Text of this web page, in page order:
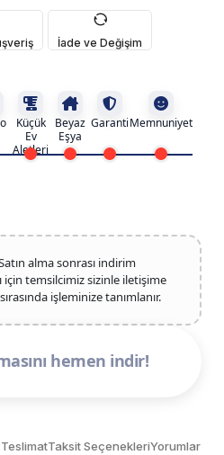
İade ve Değişim
Küçük
Ev
Aletleri
Beyaz
Eşya
GarantiMemnuniyet
alma sonrası indirim
temsilcimiz sizinle iletişime
işleminize tanımlanır.
hemen indir!
Taksit SeçenekleriYorumlar